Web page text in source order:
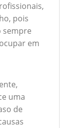
pois
sempre
em
uma
de